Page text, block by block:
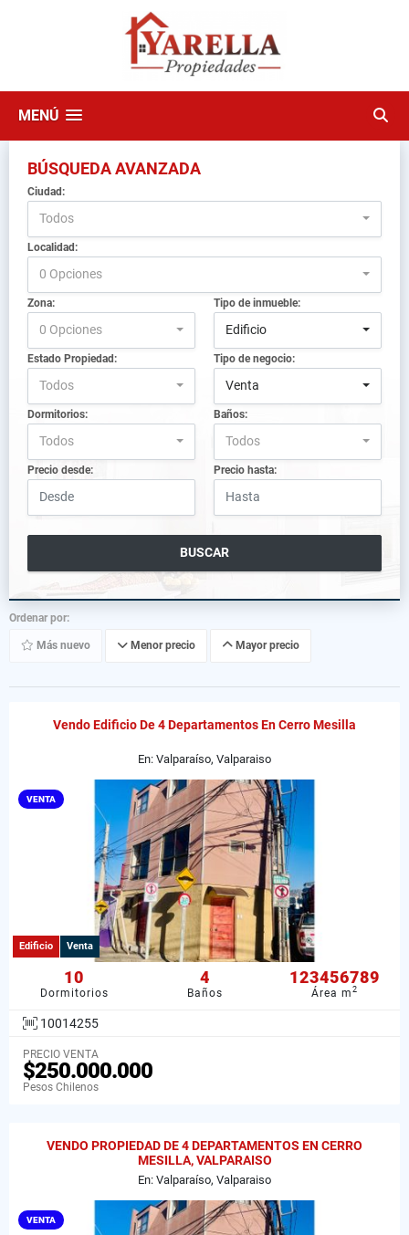
MENÚ
BÚSQUEDA AVANZADA
Ciudad:
Todos
Localidad:
0 Opciones
Zona:
0 Opciones
Tipo de inmueble:
Edificio
Estado Propiedad:
Todos
Tipo de negocio:
Venta
Dormitorios:
Todos
Baños:
Todos
Precio desde: Precio hasta:
BUSCAR
Ordenar por:
Más nuevo Menor precio Mayor precio
Vendo Edificio De 4 Departamentos En Cerro Mesilla
En: Valparaíso, Valparaiso
VENTA
Edificio Venta
10
Dormitorios
4
Baños
123456789
Área m2
10014255
PRECIO VENTA
$250.000.000
Pesos Chilenos
VENDO PROPIEDAD DE 4 DEPARTAMENTOS EN CERRO
MESILLA, VALPARAISO
En: Valparaíso, Valparaiso
VENTA